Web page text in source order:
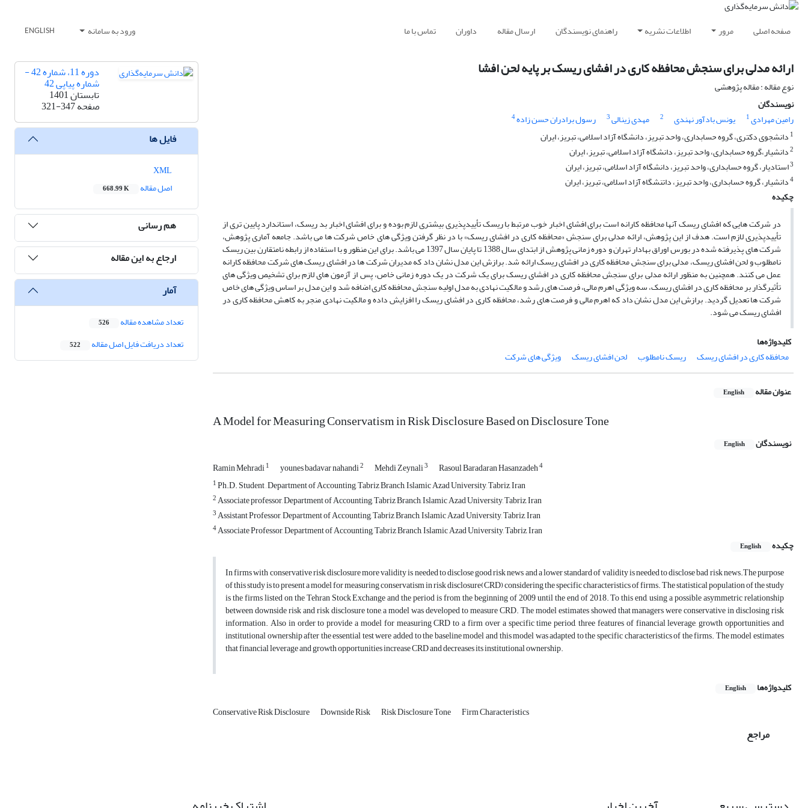
صفحه اصلی مرور اطلاعات نشریه راهنمای نویسندگان ارسال مقاله داوران تماس با ما ورود به سامانه ENGLISH
ارائه مدلی برای سنجش محافظه کاری در افشای ریسک بر پایه لحن افشا
نوع مقاله : مقاله پژوهشی
نویسندگان
رامین مهرادی1 یونس بادآور نهندی 2 مهدی زینالی3 رسول برادران حسن زاده4
1 دانشجوی دکتری، گروه حسابداری، واحد تبریز، دانشگاه آزاد اسلامی، تبریز، ایران
2دانشیار،گروه حسابداری، واحد تبریز، دانشگاه آزاد اسلامی، تبریز، ایران
3استادیار، گروه حسابداری، واحد تبریز، دانشگاه آزاد اسلامی، تبریز، ایران
4دانشیار، گروه حسابداری، واحد تبریز، داتنشگاه آزاد اسلامی، تبریز، ایران
چکیده
در شرکت هایی که افشای ریسک آنها محافظه کارانه است برای افشای اخبار خوب مرتبط با ریسک تأییدپذیری بیشتری لازم بوده و برای افشای اخبار بد ریسک، استاندارد پایین تری از
تأییدپذیری لازم است. هدف از این پژوهش، ارائه مدلی برای سنجش «محافظه کاری در افشای ریسک» با در نظر گرفتن ویژگی های خاص شرکت ها می باشد. جامعه آماری پژوهش،
شرکت های پذیرفته شده در بورس اوراق بهادار تهران و دوره زمانی پژوهش از ابتدای سال 1388 تا پایان سال 1397 می باشد. برای این منظور و با استفاده از رابطه نامتقارن بین ریسک
نامطلوب و لحن افشای ریسک، مدلی برای سنجش محافظه کاری در افشای ریسک ارائه شد. برازش این مدل نشان داد که مدیران شرکت ها در افشای ریسک های شرکت محافظه کارانه
عمل می کنند. همچنین به منظور ارائه مدلی برای سنجش محافظه کاری در افشای ریسک برای یک شرکت در یک دوره زمانی خاص، پس از آزمون های لازم برای تشخیص ویژگی های
تأثیرگذار بر محافظه کاری در افشای ریسک، سه ویژگی اهرم مالی، فرصت های رشد و مالکیت نهادی به مدل اولیه سنجش محافظه کاری اضافه شد و این مدل بر اساس ویژگی های خاص
شرکت ها تعدیل گردید. برازش این مدل نشان داد که اهرم مالی و فرصت های رشد، محافظه کاری در افشای ریسک را افزایش داده و مالکیت نهادی منجر به کاهش محافظه کاری در
افشای ریسک می شود.
کلیدواژه‌ها
محافظه کاری در افشای ریسک
ریسک نامطلوب لحن افشای ریسک ویژگی های شرکت
عنوان مقاله English
A Model for Measuring Conservatism in Risk Disclosure Based on Disclosure Tone
نویسندگان English
Ramin Mehradi1 younes badavar nahandi2 Mehdi Zeynali3 Rasoul Baradaran Hasanzadeh4
1Ph.D. Student , Department of Accounting, Tabriz Branch, Islamic Azad University, Tabriz, Iran
2Associate professor, Department of Accounting, Tabriz Branch, Islamic Azad University, Tabriz, Iran
3Assistant Professor, Department of Accounting, Tabriz Branch, Islamic Azad University, Tabriz, Iran
4Associate Professor, Department of Accounting, Tabriz Branch, Islamic Azad University, Tabriz, Iran
چکیده
English
In firms with conservative risk disclosure more validity is needed to disclose good risk news and a lower standard of validity is needed to disclose bad risk news.The purpose
of this study is to present a model for measuring conservatism in risk disclosure(CRD) considering the specific characteristics of firms. The statistical population of the study
is the firms listed on the Tehran Stock Exchange and the period is from the beginning of 2009 until the end of 2018. To this end, using a possible asymmetric relationship
between downside risk and risk disclosure tone, a model was developed to measure CRD. The model estimates showed that managers were conservative in disclosing risk
information. Also in order to provide a model for measuring CRD to a firm over a specific time period, three features of financial leverage, growth opportunities and
institutional ownership after the essential test were added to the baseline model and this model was adapted to the specific characteristics of the firms. The model estimates
that financial leverage and growth opportunities increase CRD and decreases its institutional ownership.
کلیدواژه‌ها English
Conservative Risk Disclosure Downside Risk Risk Disclosure Tone Firm Characteristics
مراجع
دوره 11، شماره 42 -
شماره پیاپی 42
تابستان 1401
صفحه321-347
فایل ها
اصل مقاله
668.99 K
هم رسانی
ارجاع به این مقاله
آمار
تعداد مشاهده مقاله 526
تعداد دریافت فایل اصل مقاله 522